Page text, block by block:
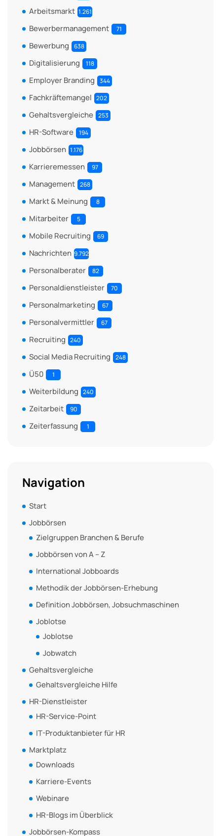
Arbeitsmarkt 1.261
Bewerbermanagement 71
Bewerbung 638
Digitalisierung 118
Employer Branding 344
Fachkräftemangel 202
Gehaltsvergleiche 253
HR-Software 194
Jobbörsen 1.176
Karrieremessen 97
Management 268
Markt & Meinung 8
Mitarbeiter 5
Mobile Recruiting 69
Nachrichten 9.792
Personalberater 82
Personaldienstleister 70
Personalmarketing 67
Personalvermittler 67
Recruiting 240
Social Media Recruiting 248
Ü50 1
Weiterbildung 240
Zeitarbeit 90
Zeiterfassung 1
Navigation
Start
Jobbörsen
Zielgruppen Branchen & Berufe
Jobbörsen von A – Z
International Jobboards
Methodik der Jobbörsen-Erhebung
Definition Jobbörsen, Jobsuchmaschinen
Joblotse
Joblotse
Jobwatch
Gehaltsvergleiche
Gehaltsvergleiche Hilfe
HR-Dienstleister
HR-Service-Point
IT-Produktanbieter für HR
Marktplatz
Downloads
Karriere-Events
Webinare
HR-Blogs im Überblick
Jobbörsen-Kompass